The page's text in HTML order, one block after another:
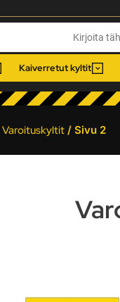
Kaiverretut kyltit
Varoituskyltit/ Sivu 2